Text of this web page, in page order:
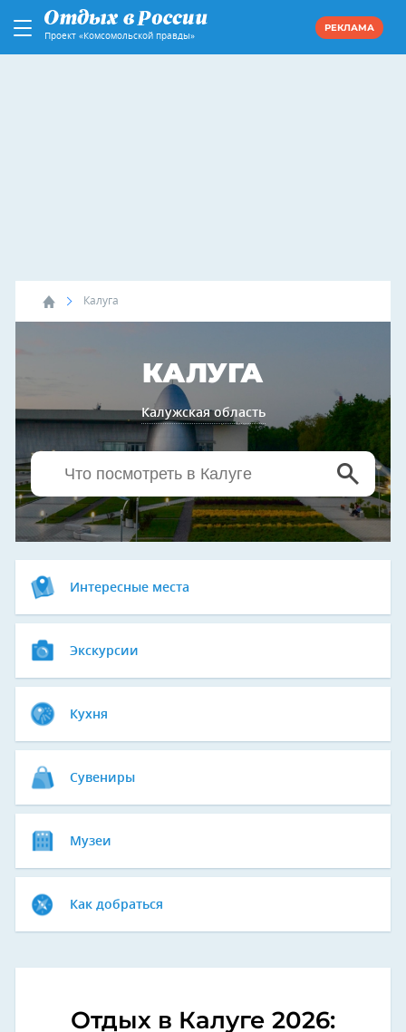
Проект «Комсомольской правды»
РЕКЛАМА
Калуга
КАЛУГА
Калужская область
Интересные места
Экскурсии
Кухня
Сувениры
Музеи
Как добраться
Отдых в Калуге 2026: